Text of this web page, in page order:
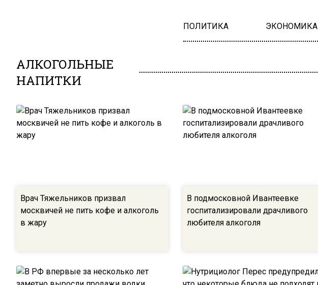
ПОЛИТИКА ЭКОНОМИКА
АЛКОГОЛЬНЫЕ
НАПИТКИ
Врач Тяжельников призвал
москвичей не пить кофе и алкоголь
в жару
В подмосковной Ивантеевке
госпитализировали драчливого
любителя алкоголя